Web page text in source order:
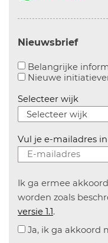
Nieuwsbrief
Belangrijke
Nieuwe
Selecteer wijk
Vul je e-mailadres in
Ik ga ermee
worden zoals
versie 1.1.
Ja, ik ga akkoord